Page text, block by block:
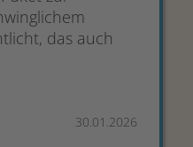
das auch
30.01.2026